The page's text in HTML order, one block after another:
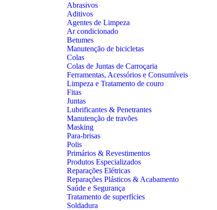
Abrasivos
Aditivos
Agentes de Limpeza
Ar condicionado
Betumes
Manutenção de bicicletas
Colas
Colas de Juntas de Carroçaria
Ferramentas, Acessórios e Consumíveis
Limpeza e Tratamento de couro
Fitas
Juntas
Lubrificantes & Penetrantes
Manutenção de travões
Masking
Para-brisas
Polis
Primários & Revestimentos
Produtos Especializados
Reparações Elétricas
Reparações Plásticos & Acabamento
Saúde e Segurança
Tratamento de superfícies
Soldadura